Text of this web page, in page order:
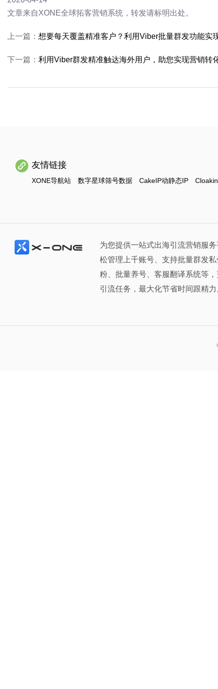
文章来自XONE全球拓客营销系统，转发请标明出处。
上一篇： 想要每天覆盖精准客户？利用Viber批量群发功能实
下一篇： 利用Viber群发精准触达海外用户，助您实现营销转
友情链接
XONE导航站 数字星球筛号数据 CakeIP动静态IP
为您提供一站式出海引流营销服
松管理上千账号、支持批量群发
粉、批量养号、客服翻译系统等
引流任务，最大化节省时间跟精力